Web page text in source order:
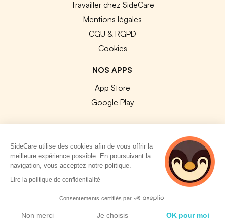
Travailler chez SideCare
Mentions légales
CGU & RGPD
Cookies
NOS APPS
App Store
Google Play
© 2026 SideCare. Tous droits réservés.
SideCare utilise des cookies afin de vous offrir la
meilleure expérience possible. En poursuivant la
navigation, vous acceptez notre politique.
Lire la politique de confidentialité
Consentements certifiés par
Non merci Je choisis OK pour moi
4 personnes
consultent
actuellement cette